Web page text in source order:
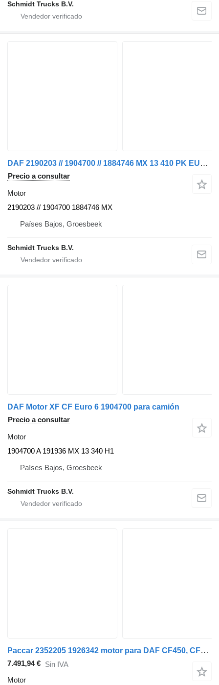
Schmidt Trucks B.V.
DAF 2190203 // 1904700 // 1884746 MX 13 410 PK EURO 6 MODELO 2016 motor para camión
Precio a consultar
Motor
2190203 // 1904700 1884746 MX
Países Bajos, Groesbeek
Schmidt Trucks B.V.
DAF Motor XF CF Euro 6 1904700 para camión
Precio a consultar
Motor
1904700 A 191936 MX 13 340 H1
Países Bajos, Groesbeek
Schmidt Trucks B.V.
Paccar 2352205 1926342 motor para DAF CF450, CF460 cabeza tractora
7.491,94 € Sin IVA
Motor